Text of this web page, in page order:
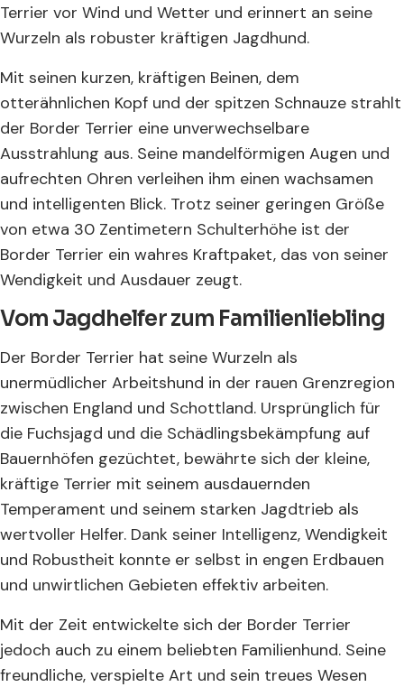
Terrier vor Wind und Wetter und erinnert an seine
Wurzeln als robuster kräftigen Jagdhund.
Mit seinen kurzen, kräftigen Beinen, dem
otterähnlichen Kopf und der spitzen Schnauze strahlt
der Border Terrier eine unverwechselbare
Ausstrahlung aus. Seine mandelförmigen Augen und
aufrechten Ohren verleihen ihm einen wachsamen
und intelligenten Blick. Trotz seiner geringen Größe
von etwa 30 Zentimetern Schulterhöhe ist der
Border Terrier ein wahres Kraftpaket, das von seiner
Wendigkeit und Ausdauer zeugt.
Vom Jagdhelfer zum Familienliebling
Der Border Terrier hat seine Wurzeln als
unermüdlicher Arbeitshund in der rauen Grenzregion
zwischen England und Schottland. Ursprünglich für
die Fuchsjagd und die Schädlingsbekämpfung auf
Bauernhöfen gezüchtet, bewährte sich der kleine,
kräftige Terrier mit seinem ausdauernden
Temperament und seinem starken Jagdtrieb als
wertvoller Helfer. Dank seiner Intelligenz, Wendigkeit
und Robustheit konnte er selbst in engen Erdbauen
und unwirtlichen Gebieten effektiv arbeiten.
Mit der Zeit entwickelte sich der Border Terrier
jedoch auch zu einem beliebten Familienhund. Seine
freundliche, verspielte Art und sein treues Wesen